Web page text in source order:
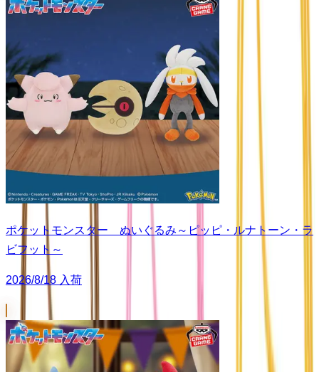
ポケットモンスター ぬいぐるみ～ピッピ・ルナトーン・ラ
ビフット～
2026/8/18 入荷